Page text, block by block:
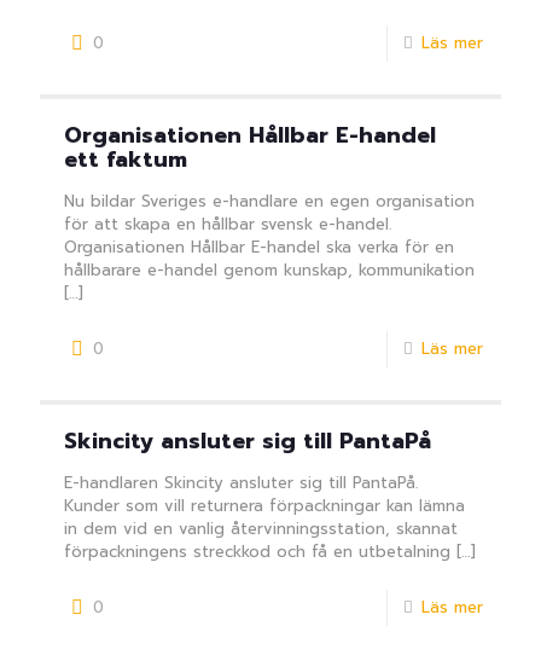
0 Läs mer
Organisationen Hållbar E-handel
ett faktum
Nu bildar Sveriges e-handlare en egen organisation
för att skapa en hållbar svensk e-handel.
Organisationen Hållbar E-handel ska verka för en
hållbarare e-handel genom kunskap, kommunikation
[…]
0 Läs mer
Skincity ansluter sig till PantaPå
E-handlaren Skincity ansluter sig till PantaPå.
Kunder som vill returnera förpackningar kan lämna
in dem vid en vanlig återvinningsstation, skannat
förpackningens streckkod och få en utbetalning […]
0 Läs mer